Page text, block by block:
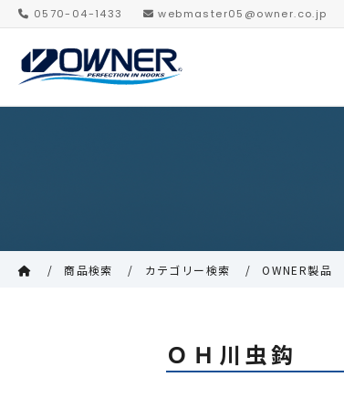
0570-04-1433 webmaster05@owner.co.jp
商品検索 カテゴリー検索 OWNER製品
ＯＨ川虫鈎